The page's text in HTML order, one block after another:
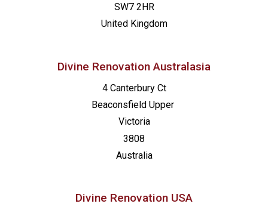
SW7 2HR
United Kingdom
Divine Renovation Australasia
4 Canterbury Ct
Beaconsfield Upper
Victoria
3808
Australia
Divine Renovation USA